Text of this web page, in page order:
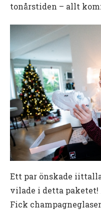
tonårstiden – allt
Ett par önskade
vilade i detta paketet!
Fick